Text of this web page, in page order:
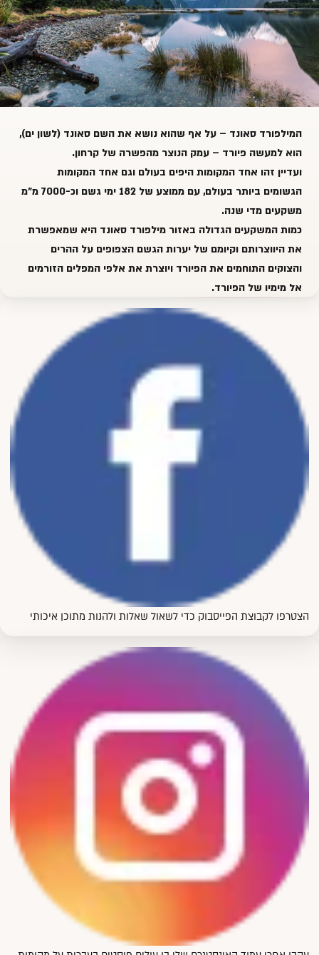
המילפורד סאונד – על אף שהוא נושא את השם סאונד (לשון ים),
הוא למעשה פיורד – עמק הנוצר מהפשרה של קרחון.
ועדיין זהו אחד המקומות היפים בעולם וגם אחד המקומות
הגשומים ביותר בעולם, עם ממוצע של 182 ימי גשם וכ-7000 מ"מ
משקעים מדי שנה.
כמות המשקעים הגדולה באזור מילפורד סאונד היא שמאפשרת
את היווצרותם וקיומם של יערות הגשם הצפופים על ההרים
והצוקים התוחמים את הפיורד ויוצרת את אלפי המפלים הזורמים
אל מימיו של הפיורד.
הצטרפו לקבוצת הפייסבוק כדי לשאול שאלות ולהנות מתוכן איכותי